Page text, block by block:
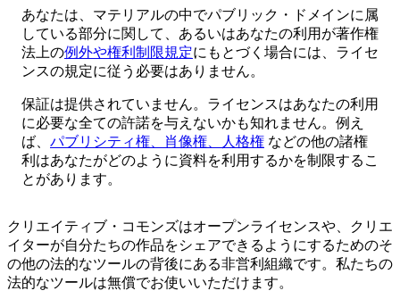
あなたは、マテリアルの中でパブリック・ドメインに属
している部分に関して、あるいはあなたの利用が著作権
法上の例外や権利制限規定にもとづく場合には、ライセ
ンスの規定に従う必要はありません。
保証は提供されていません。ライセンスはあなたの利用
に必要な全ての許諾を与えないかも知れません。例え
ば、 パブリシティ権、肖像権、人格権 などの他の諸権
利はあなたがどのように資料を利用するかを制限するこ
とがあります。
クリエイティブ・コモンズはオープンライセンスや、クリエ
イターが自分たちの作品をシェアできるようにするためのそ
の他の法的なツールの背後にある非営利組織です。私たちの
法的なツールは無償でお使いいただけます。